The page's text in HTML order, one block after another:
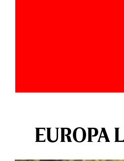
EUROPA